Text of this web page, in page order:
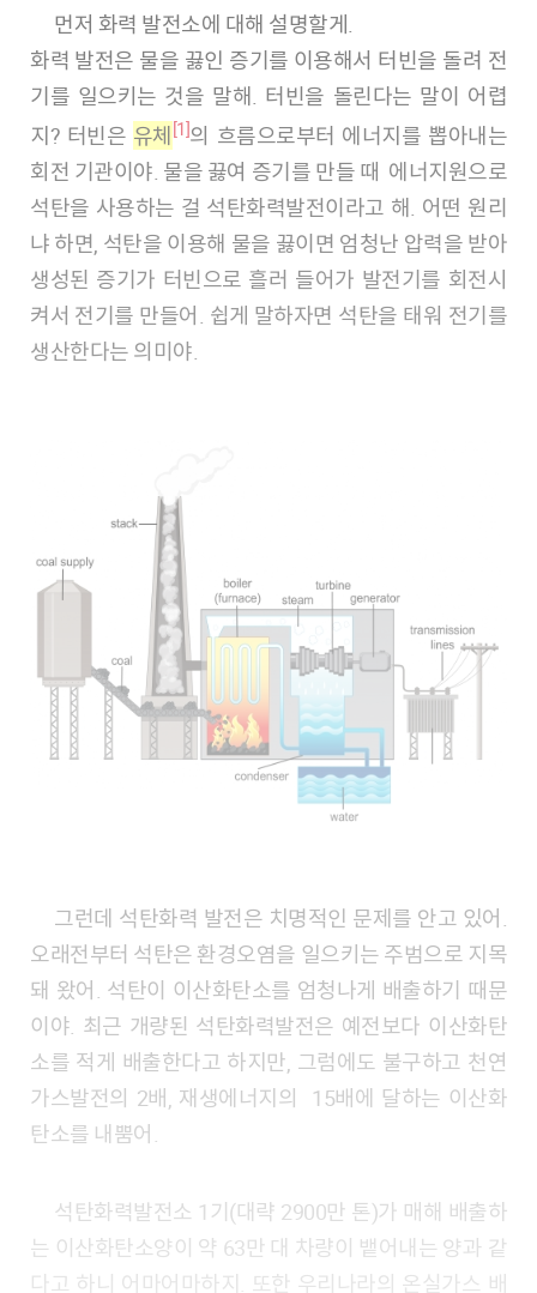
먼저 화력 발전소에 대해 설명할게.
화력 발전은 물을 끓인 증기를 이용해서 터빈을 돌려 전
기를 일으키는 것을 말해. 터빈을 돌린다는 말이 어렵
지? 터빈은 유체[1]의 흐름으로부터 에너지를 뽑아내는
회전 기관이야. 물을 끓여 증기를 만들 때 에너지원으로
석탄을 사용하는 걸 석탄화력발전이라고 해. 어떤 원리
냐 하면, 석탄을 이용해 물을 끓이면 엄청난 압력을 받아
생성된 증기가 터빈으로 흘러 들어가 발전기를 회전시
켜서 전기를 만들어. 쉽게 말하자면 석탄을 태워 전기를
생산한다는 의미야.
그런데 석탄화력 발전은 치명적인 문제를 안고 있어.
오래전부터 석탄은 환경오염을 일으키는 주범으로 지목
돼 왔어. 석탄이 이산화탄소를 엄청나게 배출하기 때문
이야. 최근 개량된 석탄화력발전은 예전보다 이산화탄
소를 적게 배출한다고 하지만, 그럼에도 불구하고 천연
가스발전의 2배, 재생에너지의 15배에 달하는 이산화
탄소를 내뿜어.
석탄화력발전소 1기(대략 2900만 톤)가 매해 배출하
는 이산화탄소양이 약 63만 대 차량이 뱉어내는 양과 같
다고 하니 어마어마하지. 또한 우리나라의 온실가스 배